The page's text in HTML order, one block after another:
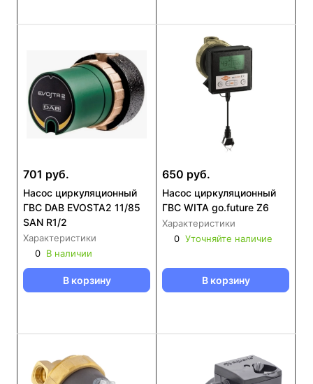
701 руб.
Насос циркуляционный
ГВС DAB EVOSTA2 11/85
SAN R1/2
Характеристики
0 В наличии
В корзину
650 руб.
Насос циркуляционный
ГВС WITA go.future Z6
Характеристики
0 Уточняйте наличие
В корзину